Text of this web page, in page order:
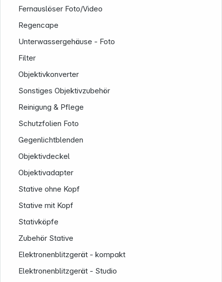
Fernauslöser Foto/Video
Regencape
Unterwassergehäuse - Foto
Filter
Objektivkonverter
Sonstiges Objektivzubehör
Reinigung & Pflege
Schutzfolien Foto
Gegenlichtblenden
Objektivdeckel
Objektivadapter
Stative ohne Kopf
Stative mit Kopf
Stativköpfe
Zubehör Stative
Elektronenblitzgerät - kompakt
Elektronenblitzgerät - Studio